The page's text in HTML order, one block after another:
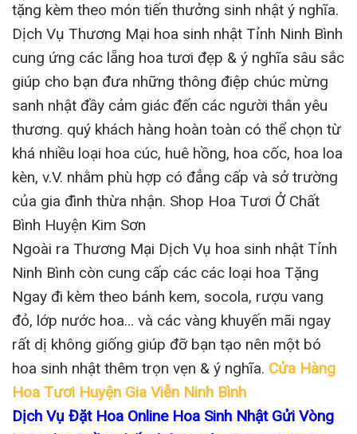
tặng kèm theo món tiến thưởng sinh nhật ý nghĩa.
Dịch Vụ Thương Mại hoa sinh nhật Tỉnh Ninh Bình
cung ứng các lẵng hoa tươi đẹp & ý nghĩa sâu sắc
giúp cho bạn đưa những thông điệp chúc mừng
sanh nhật đầy cảm giác đến các người thân yêu
thương. quý khách hàng hoàn toàn có thể chọn từ
khá nhiều loại hoa cúc, huê hồng, hoa cốc, hoa loa
kèn, v.V. nhằm phù hợp có đẳng cấp và sở trường
của gia đình thừa nhận. Shop Hoa Tươi Ở Chất
Bình Huyện Kim Sơn
Ngoài ra Thương Mại Dịch Vụ hoa sinh nhật Tỉnh
Ninh Bình còn cung cấp các các loại hoa Tặng
Ngay đi kèm theo bánh kem, socola, rượu vang
đỏ, lớp nước hoa… và các vàng khuyến mãi ngay
rất dị không giống giúp đỡ bạn tạo nên một bó
hoa sinh nhật thêm trọn vẹn & ý nghĩa. Cửa Hàng
Hoa Tươi Huyện Gia Viễn Ninh Bình
Dịch Vụ Đặt Hoa Online Hoa Sinh Nhật Gửi Vòng